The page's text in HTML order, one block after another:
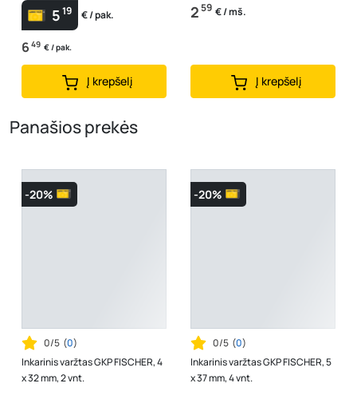
519 € / pak.
6 49 € / pak.
Į krepšelį
259 € / mš.
Į krepšelį
Panašios prekės
-20%
0/5 (0)
Inkarinis varžtas GKP FISCHER, 4
x 32 mm, 2 vnt.
-20%
0/5 (0)
Inkarinis varžtas GKP FISCHER, 5
x 37 mm, 4 vnt.